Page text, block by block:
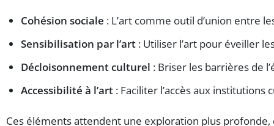
Cohésion sociale : L’art comme outil d’union entre
Sensibilisation par l’art : Utiliser l’art pour éveiller
Décloisonnement culturel : Briser les barrières de
Accessibilité à l’art : Faciliter l’accès aux
Ces éléments attendent une exploration plus